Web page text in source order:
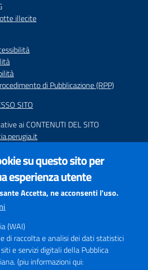
illecite
di Pubblicazione (RPP)
SITO
ai CONTENUTI DEL SITO
di Perugia è ottimizzato per
principali browser aggiornati. L'uso di
può creare problemi di visualizzazione
su questo sito per
esperienza utente
Accetta, ne acconsenti l'uso.
(WAI)
di raccolta e analisi dei dati statistici
e servizi digitali della Pubblica
(piu informazioni qui: